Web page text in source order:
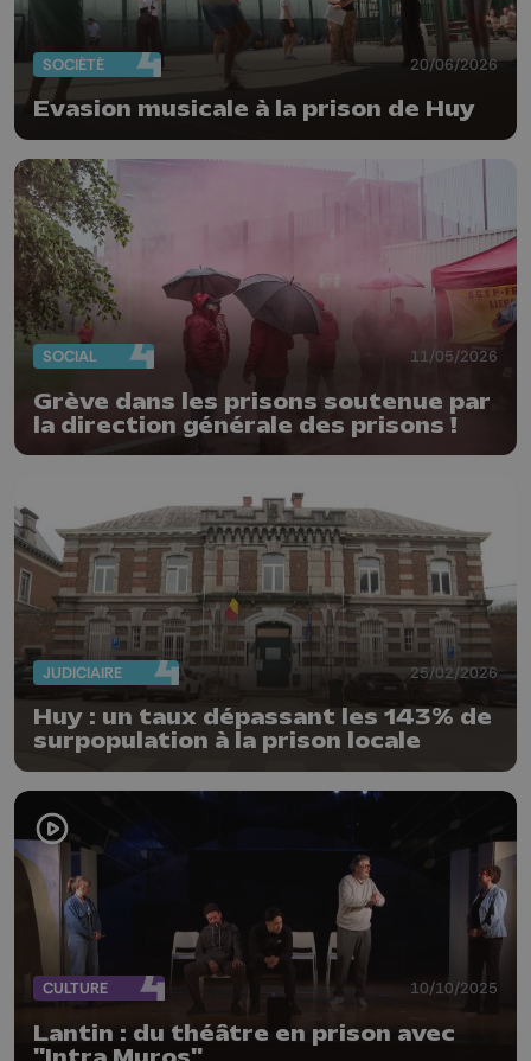
SOCIÉTÉ 20/06/2026
Evasion musicale à la prison de Huy
SOCIAL 11/05/2026
Grève dans les prisons soutenue par
la direction générale des prisons !
JUDICIAIRE 25/02/2026
Huy : un taux dépassant les 143% de
surpopulation à la prison locale
CULTURE 10/10/2025
Lantin : du théâtre en prison avec